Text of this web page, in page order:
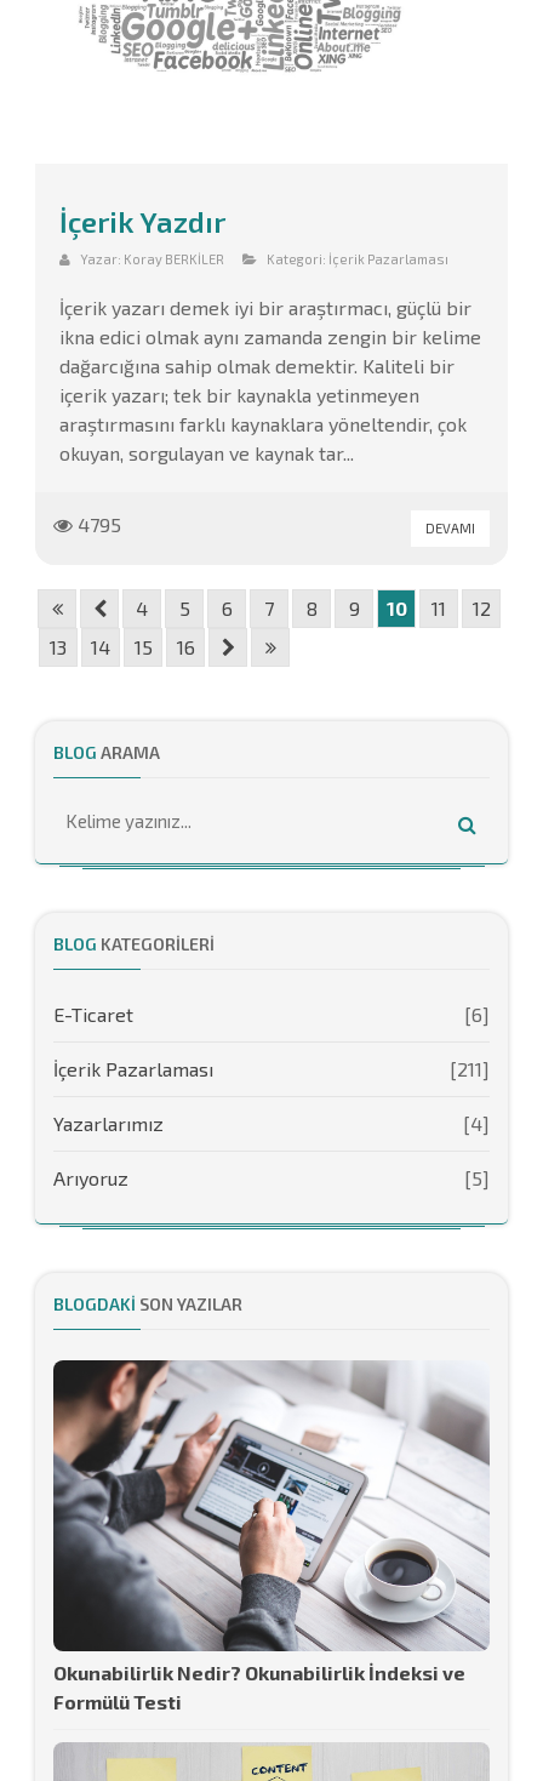
İçerik Yazdır
Yazar: Koray BERKİLER Kategori: İçerik Pazarlaması
İçerik yazarı demek iyi bir araştırmacı, güçlü bir
ikna edici olmak aynı zamanda zengin bir kelime
dağarcığına sahip olmak demektir. Kaliteli bir
içerik yazarı; tek bir kaynakla yetinmeyen
araştırmasını farklı kaynaklara yöneltendir, çok
okuyan, sorgulayan ve kaynak tar...
4795 DEVAMI
4 5 6 7 8 9 10 11
12
13
14 15 16
BLOG ARAMA
BLOG KATEGORILERI
E-Ticaret [6]
İçerik Pazarlaması [211]
Yazarlarımız [4]
Arıyoruz [5]
BLOGDAKI SON YAZILAR
Okunabilirlik Nedir? Okunabilirlik İndeksi ve
Formülü Testi